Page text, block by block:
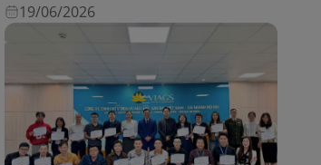
19/06/2026